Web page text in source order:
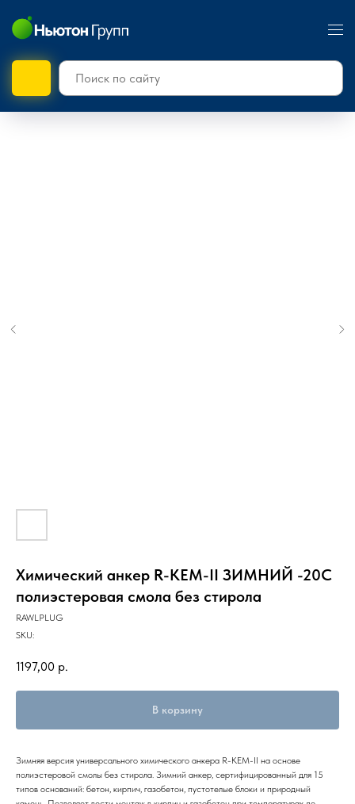
Химический анкер R-KEM-II ЗИМНИЙ -20С
полиэстеровая смола без стирола
RAWLPLUG
SKU:
1197,00 р.
В корзину
Зимняя версия универсального химического анкера R-KEM-II на основе
полиэстеровой смолы без стирола. Зимний анкер, сертифицированный для 15
типов оснований: бетон, кирпич, газобетон, пустотелые блоки и природный